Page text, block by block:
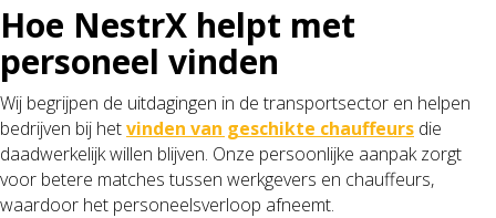
Hoe NestrX helpt met
personeel vinden
Wij begrijpen de uitdagingen in de transportsector en helpen
bedrijven bij hetvinden van geschikte chauffeurs die
daadwerkelijk willen blijven. Onze persoonlijke aanpak zorgt
voor betere matches tussen werkgevers en chauffeurs,
waardoor het personeelsverloop afneemt.